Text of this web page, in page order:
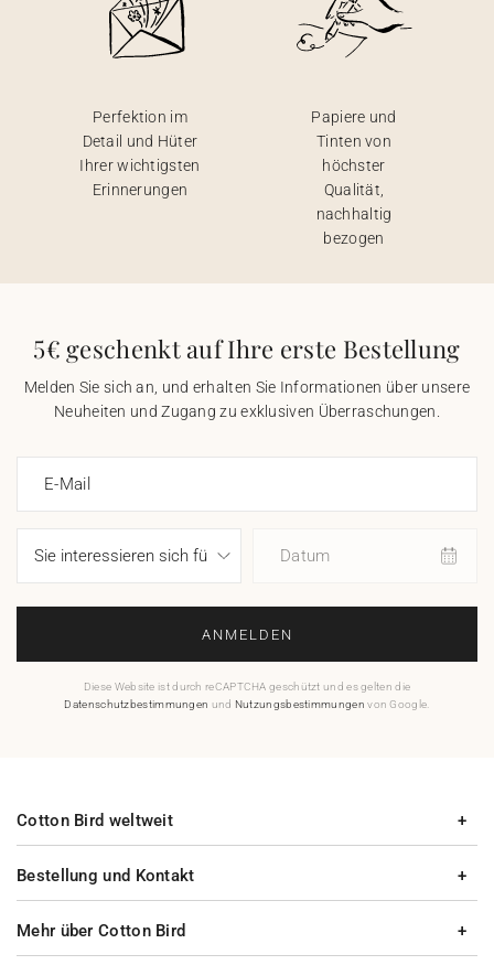
Perfektion im
Detail und Hüter
Ihrer wichtigsten
Erinnerungen
Papiere und
Tinten von
höchster
Qualität,
nachhaltig
bezogen
5€ geschenkt auf Ihre erste Bestellung
Melden Sie sich an, und erhalten Sie Informationen über unsere
Neuheiten und Zugang zu exklusiven Überraschungen.
E-Mail
Datum
ANMELDEN
Diese Website ist durch reCAPTCHA geschützt und es gelten die
Datenschutzbestimmungen und Nutzungsbestimmungen von Google.
Bestellung und Kontakt
Mehr über Cotton Bird
Cotton Bird weltweit